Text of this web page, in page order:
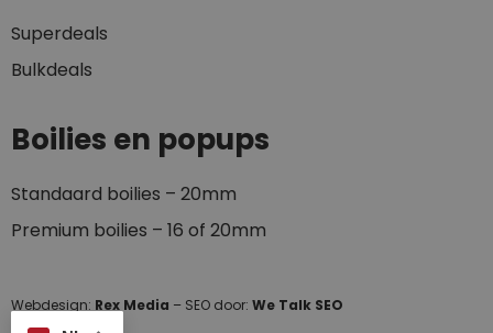
Superdeals
Bulkdeals
Boilies en popups
Standaard boilies – 20mm
Premium boilies – 16 of 20mm
Webdesign: Rex Media – SEO door: We Talk SEO